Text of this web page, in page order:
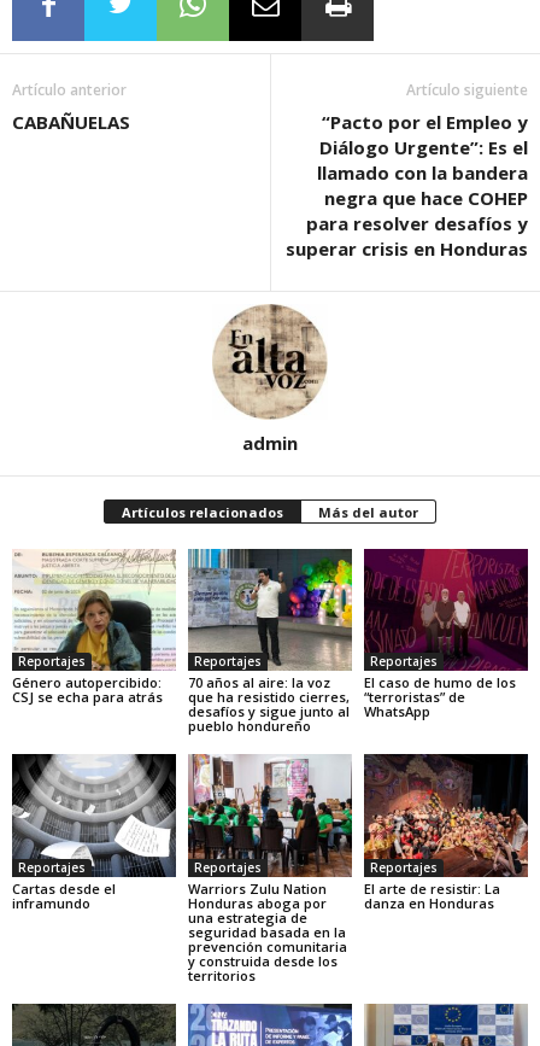
Artículo anterior
CABAÑUELAS
Artículo siguiente
“Pacto por el Empleo y
Diálogo Urgente”: Es el
llamado con la bandera
negra que hace COHEP
para resolver desafíos y
superar crisis en Honduras
admin
Artículos relacionados Más del autor
Reportajes
Género autopercibido:
CSJ se echa para atrás
Reportajes
70 años al aire: la voz
que ha resistido cierres,
desafíos y sigue junto al
pueblo hondureño
Reportajes
El caso de humo de los
“terroristas” de
WhatsApp
Reportajes
Cartas desde el
inframundo
Reportajes
Warriors Zulu Nation
Honduras aboga por
una estrategia de
seguridad basada en la
prevención comunitaria
y construida desde los
territorios
Reportajes
El arte de resistir: La
danza en Honduras